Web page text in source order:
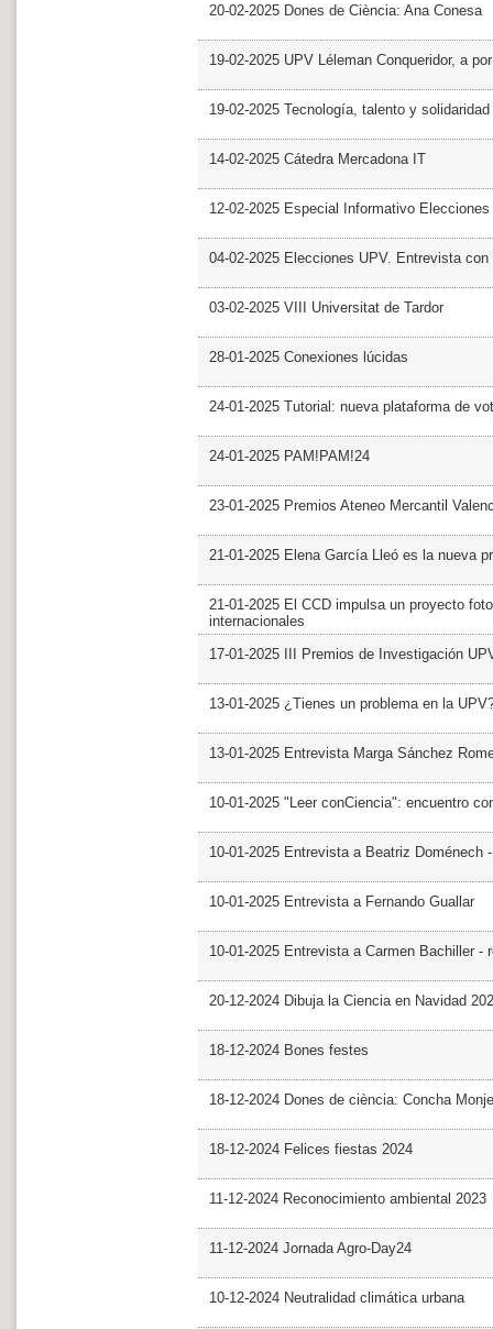
20-02-2025 Dones de Ciència: Ana Conesa
19-02-2025 UPV Léleman Conqueridor, a
19-02-2025 Tecnología, talento y
14-02-2025 Cátedra Mercadona IT
12-02-2025 Especial Informativo Elecciones
04-02-2025 Elecciones UPV. Entrevista con
03-02-2025 VIII Universitat de Tardor
28-01-2025 Conexiones lúcidas
24-01-2025 Tutorial: nueva plataforma de
24-01-2025 PAM!PAM!24
23-01-2025 Premios Ateneo Mercantil
21-01-2025 Elena García Lleó es la nueva
21-01-2025 El CCD impulsa un proyecto
internacionales
17-01-2025 III Premios de Investigación
13-01-2025 ¿Tienes un problema en la
13-01-2025 Entrevista Marga Sánchez
10-01-2025 "Leer conCiencia": encuentro
10-01-2025 Entrevista a Beatriz Doménech
10-01-2025 Entrevista a Fernando Guallar
10-01-2025 Entrevista a Carmen Bachiller -
20-12-2024 Dibuja la Ciencia en Navidad
18-12-2024 Bones festes
18-12-2024 Dones de ciència: Concha Monje
18-12-2024 Felices fiestas 2024
11-12-2024 Reconocimiento ambiental 2023
11-12-2024 Jornada Agro-Day24
10-12-2024 Neutralidad climática urbana